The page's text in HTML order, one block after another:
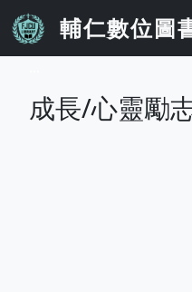
移至主內容
輔仁數位圖
成長/心靈勵